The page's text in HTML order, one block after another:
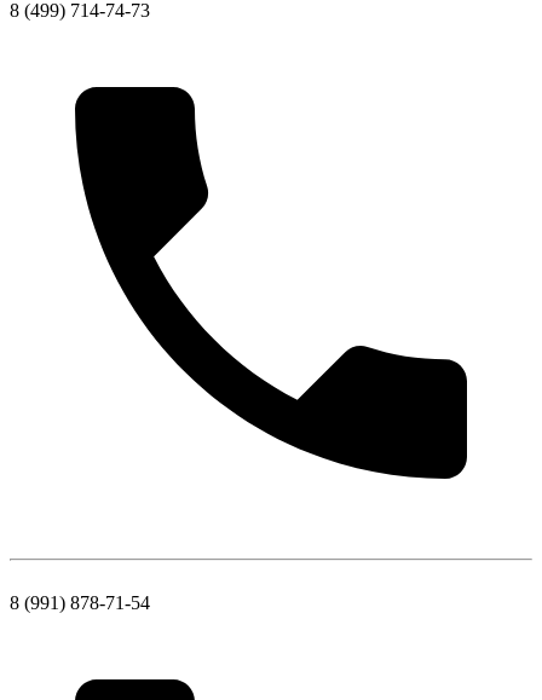
8 (499) 714-74-73
8 (991) 878-71-54